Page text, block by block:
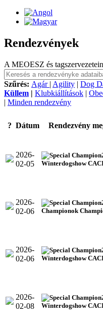
Rendezvények
A MEOESZ és
Szűrés: Agár | Agility | Dog
Küllem | Klubkiállítások |
| Minden rendezvény
? Dátum Rendezvény
2026-
02-05
Winterdogshow
2026-
02-06
Championok
2026-
02-06
Winterdogshow
2026-
02-08
Winterdogshow